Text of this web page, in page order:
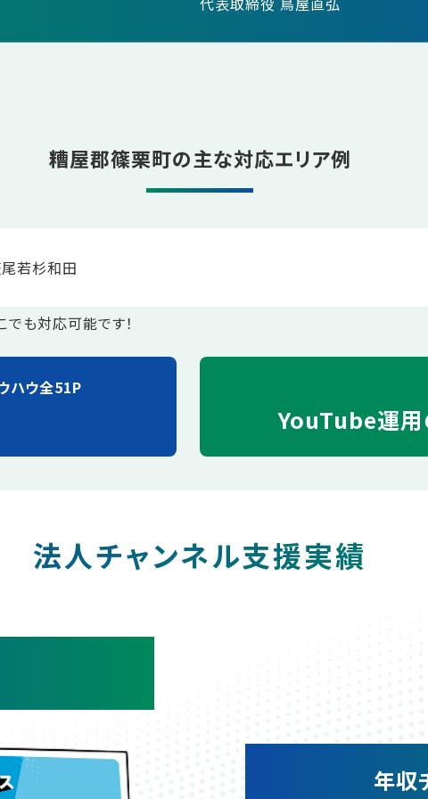
糟屋郡篠栗町の主な対応エリア例
若杉和田
も対応可能です！
ハウ全51P
YouTube運用
法人チャンネル支援実績
年収